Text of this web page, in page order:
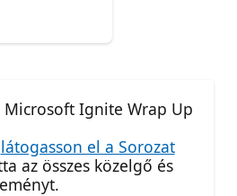
Microsoft Ignite Wrap Up
látogasson el a Sorozat
az összes közelgő és